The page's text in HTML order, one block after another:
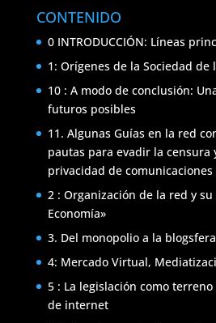
CONTENIDO
0 INTRODUCCIÓN: Líneas
1: Orígenes de la Sociedad de
10 : A modo de conclusión:
futuros posibles
11. Algunas Guías en la red
pautas para evadir la censura
privacidad de
2 : Organización de la red y
Economía»
3. Del monopolio a la blogsfera
4: Mercado Virtual,
5 : La legislación como
de internet